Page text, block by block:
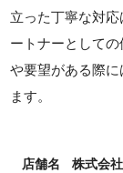
立った丁寧な対
ートナーとして
や要望がある際
ます。
店舗名 株式会